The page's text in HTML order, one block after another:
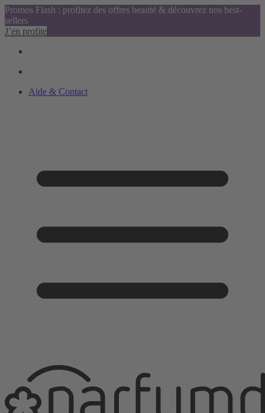
Promos Flash : profitez des offres beauté & découvrez nos best-
sellers
J’en profite
Aide & Contact